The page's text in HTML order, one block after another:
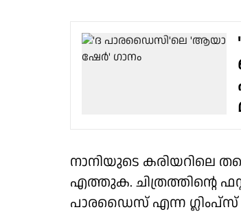
നാനിയുടെ കരിയറിലെ
എത്തുക. ചിത്രത്തിന്റെ
പാരഡൈസ് എന്ന ഗ്ലിംപ്സ്